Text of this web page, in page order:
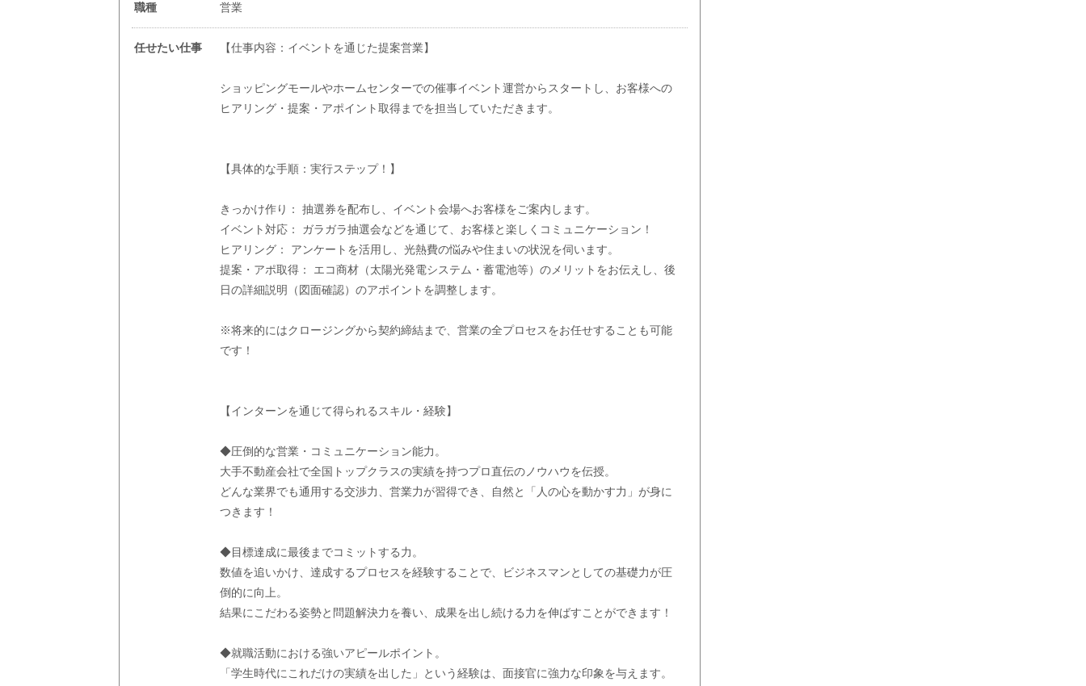
職種 営業
任せたい仕事 【仕事内容：イベントを通じた提案営業】
ショッピングモールやホームセンターでの催事イベント運営からスタートし、お客様への
ヒアリング・提案・アポイント取得までを担当していただきます。
【具体的な手順：実行ステップ！】
きっかけ作り： 抽選券を配布し、イベント会場へお客様をご案内します。
イベント対応： ガラガラ抽選会などを通じて、お客様と楽しくコミュニケーション！
ヒアリング： アンケートを活用し、光熱費の悩みや住まいの状況を伺います。
提案・アポ取得： エコ商材（太陽光発電システム・蓄電池等）のメリットをお伝えし、後
日の詳細説明（図面確認）のアポイントを調整します。
※将来的にはクロージングから契約締結まで、営業の全プロセスをお任せすることも可能
です！
【インターンを通じて得られるスキル・経験】
◆圧倒的な営業・コミュニケーション能力。
大手不動産会社で全国トップクラスの実績を持つプロ直伝のノウハウを伝授。
どんな業界でも通用する交渉力、営業力が習得でき、自然と「人の心を動かす力」が身に
つきます！
◆目標達成に最後までコミットする力。
数値を追いかけ、達成するプロセスを経験することで、ビジネスマンとしての基礎力が圧
倒的に向上。
結果にこだわる姿勢と問題解決力を養い、成果を出し続ける力を伸ばすことができます！
◆就職活動における強いアピールポイント。
「学生時代にこれだけの実績を出した」という経験は、面接官に強力な印象を与えます。